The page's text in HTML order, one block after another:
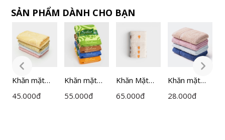
SẢN PHẨM DÀNH CHO BẠN
Khăn mặt
Trẻ Em
45.000đ
Khăn mặt
28x50cm
55.000đ
Khăn Mặt
Salina 100%
65.000đ
Khăn mặt
28x46cm
28.000đ